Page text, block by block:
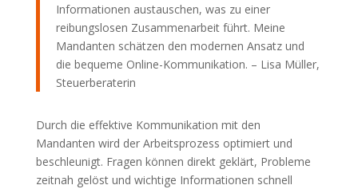
Informationen austauschen, was zu einer
reibungslosen Zusammenarbeit führt. Meine
Mandanten schätzen den modernen Ansatz und
die bequeme Online-Kommunikation. – Lisa Müller,
Steuerberaterin
Durch die effektive Kommunikation mit den
Mandanten wird der Arbeitsprozess optimiert und
beschleunigt. Fragen können direkt geklärt, Probleme
zeitnah gelöst und wichtige Informationen schnell